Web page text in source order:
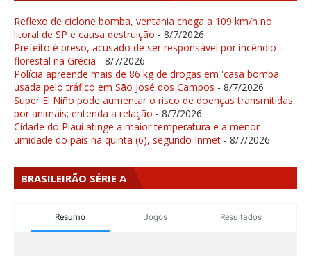
Reflexo de ciclone bomba, ventania chega a 109 km/h no
litoral de SP e causa destruição - 8/7/2026
Prefeito é preso, acusado de ser responsável por incêndio
florestal na Grécia - 8/7/2026
Polícia apreende mais de 86 kg de drogas em 'casa bomba'
usada pelo tráfico em São José dos Campos - 8/7/2026
Super El Niño pode aumentar o risco de doenças transmitidas
por animais; entenda a relação - 8/7/2026
Cidade do Piauí atinge a maior temperatura e a menor
umidade do país na quinta (6), segundo Inmet - 8/7/2026
BRASILEIRÃO SÉRIE A
Resumo Jogos Resultados